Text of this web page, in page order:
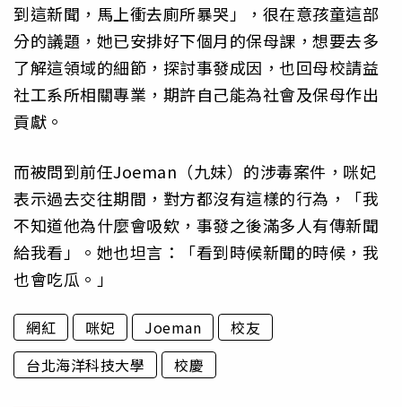
到這新聞，馬上衝去廁所暴哭」，很在意孩童這部
分的議題，她已安排好下個月的保母課，想要去多
了解這領域的細節，探討事發成因，也回母校請益
社工系所相關專業，期許自己能為社會及保母作出
貢獻。
而被問到前任Joeman（九妹）的涉毒案件，咪妃
表示過去交往期間，對方都沒有這樣的行為，「我
不知道他為什麼會吸欸，事發之後滿多人有傳新聞
給我看」。她也坦言：「看到時候新聞的時候，我
也會吃瓜。」
網紅 咪妃 Joeman
校友
台北海洋科技大學
校慶